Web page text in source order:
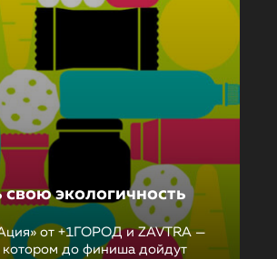
свою экологичность
от +1ГОРОД и ZAVTRA —
котором до финиша дойдут